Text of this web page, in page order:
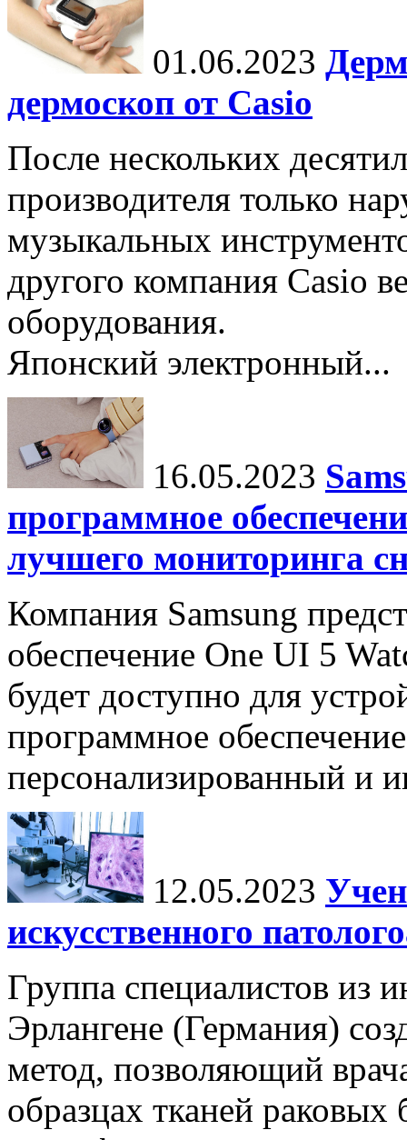
01.06.2023
дермоскоп от Casio
После нескольких
производителя только
музыкальных
другого компания Casio
оборудования.
Японский электронный...
16.05.2023
программное
лучшего мониторинга
Компания Samsung
обеспечение One UI 5
будет доступно для
программное
персонализированный и
12.05.2023
искусственного
Группа специалистов из
Эрлангене (Германия)
метод, позволяющий
образцах тканей раковых